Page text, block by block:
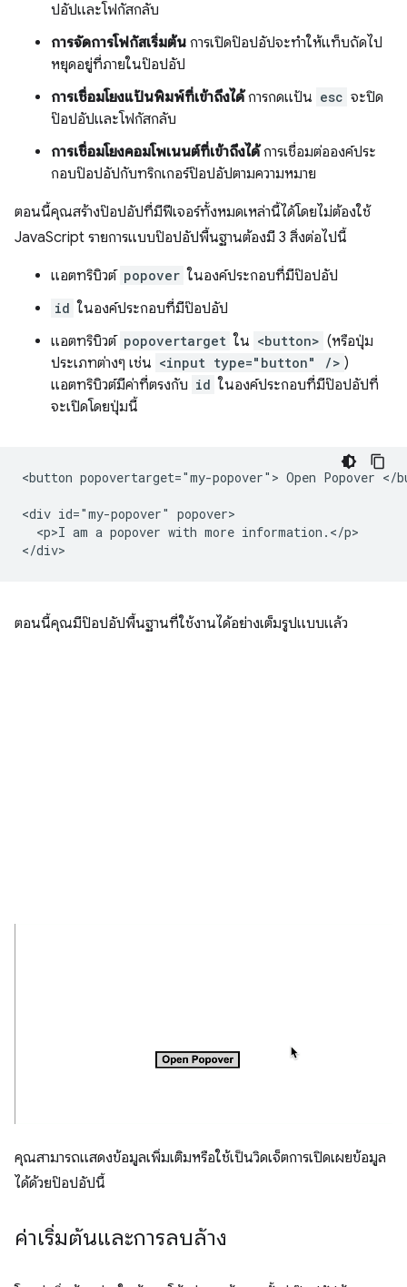
ปอัปและโฟกัสกลับ
การจัดการโฟกัสเริ่มต้น การเปิดป๊อปอัปจะทำให้แท็บถัดไป
หยุดอยู่ที่ภายในป๊อปอัป
การเชื่อมโยงแป้นพิมพ์ที่เข้าถึงได้การกดแป้น esc จะปิด
ป๊อปอัปและโฟกัสกลับ
การเชื่อมโยงคอมโพเนนต์ที่เข้าถึงได้การเชื่อมต่อองค์ประ
กอบป๊อปอัปกับทริกเกอร์ป๊อปอัปตามความหมาย
ตอนนี้คุณสร้างป๊อปอัปที่มีฟีเจอร์ทั้งหมดเหล่านี้ได้โดยไม่ต้องใช้
JavaScript รายการแบบป๊อปอัปพื้นฐานต้องมี 3 สิ่งต่อไปนี้
แอตทริบิวต์ popover ในองค์ประกอบที่มีป๊อปอัป
id ในองค์ประกอบที่มีป๊อปอัป
แอตทริบิวต์ popovertarget ใน <button> (หรือปุ่ม
ประเภทต่างๆ เช่น <input type="button" /> )
แอตทริบิวต์มีค่าที่ตรงกับ id ในองค์ประกอบที่มีป๊อปอัปที่
จะเปิดโดยปุ่มนี้
<button popovertarget="my-popover"> Open Popover </
<div id="my-popover" popover>
  <p>I am a popover with more information.</p>
ตอนนี้คุณมีป๊อปอัปพื้นฐานที่ใช้งานได้อย่างเต็มรูปแบบแล้ว
คุณสามารถแสดงข้อมูลเพิ่มเติมหรือใช้เป็นวิดเจ็ตการเปิดเผยข้อมูล
ได้ด้วยป๊อปอัปนี้
ค่าเริ่มต้นและการลบล้าง